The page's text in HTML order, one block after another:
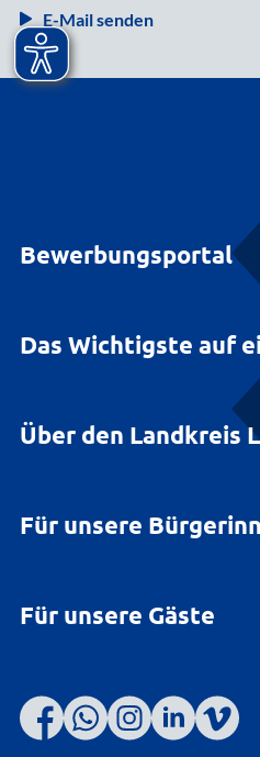
E-Mail senden
Bewerbungsportal
Das Wichtigste auf
Über den Landkreis
Für unsere
Für unsere Gäste